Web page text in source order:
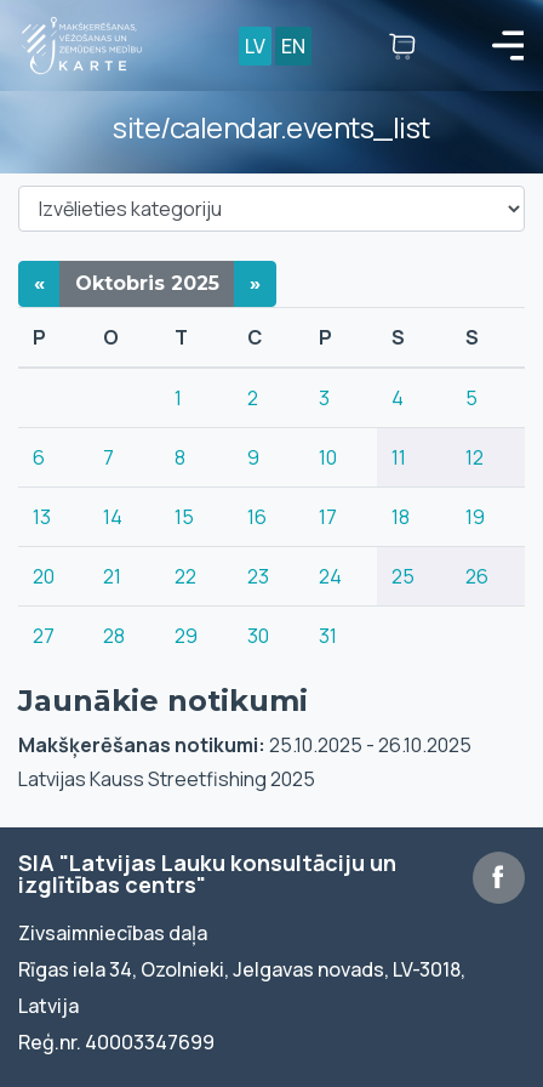
LV EN
site/calendar.events_list
« Oktobris 2025 »
P O T C P S S
1 2 3 4 5
6 7 8 9 10 11 12
13 14 15 16 17 18 19
20 21 22 23 24 25 26
27 28 29 30 31
Jaunākie notikumi
Makšķerēšanas notikumi: 25.10.2025 - 26.10.2025
Latvijas Kauss Streetfishing 2025
SIA "Latvijas Lauku konsultāciju un
izglītības centrs"
Zivsaimniecības daļa
Rīgas iela 34, Ozolnieki, Jelgavas novads, LV-3018,
Latvija
Reģ.nr. 40003347699